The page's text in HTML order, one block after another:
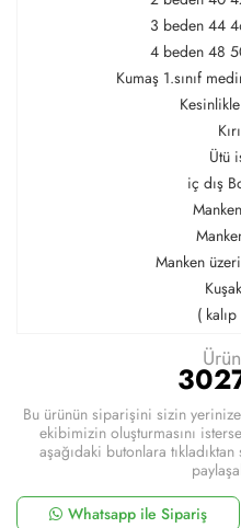
3 beden 44
4 beden 48
Kumaş 1.sınıf
Ütü
iç dış
Manken
(
Bu ürünün siparişini sizin
ekibimizin oluşturmasını
aşağıdaki butonlara
Whatsapp ile Sipariş